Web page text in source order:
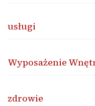
usługi
Wyposażenie
zdrowie